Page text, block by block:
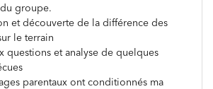
groupe.
et découverte de la différence des
le terrain
questions et analyse de quelques
parentaux ont conditionnés ma